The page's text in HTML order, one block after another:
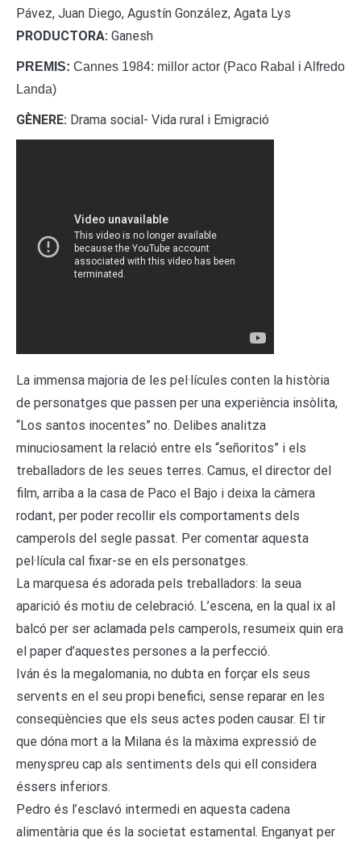
Pávez, Juan Diego, Agustín González, Agata Lys
PRODUCTORA: Ganesh
PREMIS: Cannes 1984: millor actor (Paco Rabal i Alfredo
Landa)
GÈNERE: Drama social- Vida rural i Emigració
La immensa majoria de les pel·lícules conten la història
de personatges que passen per una experiència insòlita,
“Los santos inocentes” no. Delibes analitza
minuciosament la relació entre els “señoritos” i els
treballadors de les seues terres. Camus, el director del
film, arriba a la casa de Paco el Bajo i deixa la càmera
rodant, per poder recollir els comportaments dels
camperols del segle passat. Per comentar aquesta
pel·lícula cal fixar-se en els personatges.
La marquesa és adorada pels treballadors: la seua
aparició és motiu de celebració. L’escena, en la qual ix al
balcó per ser aclamada pels camperols, resumeix quin era
el paper d’aquestes persones a la perfecció.
Iván és la megalomania, no dubta en forçar els seus
servents en el seu propi benefici, sense reparar en les
conseqüències que els seus actes poden causar. El tir
que dóna mort a la Milana és la màxima expressió de
menyspreu cap als sentiments dels qui ell considera
éssers inferiors.
Pedro és l’esclavó intermedi en aquesta cadena
alimentària que és la societat estamental. Enganyat per